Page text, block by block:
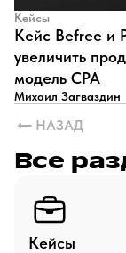
Кейсы
Кейс Befree и
увеличить
модель CPA
Михаил Загваздин
НАЗАД
Все
Кейсы